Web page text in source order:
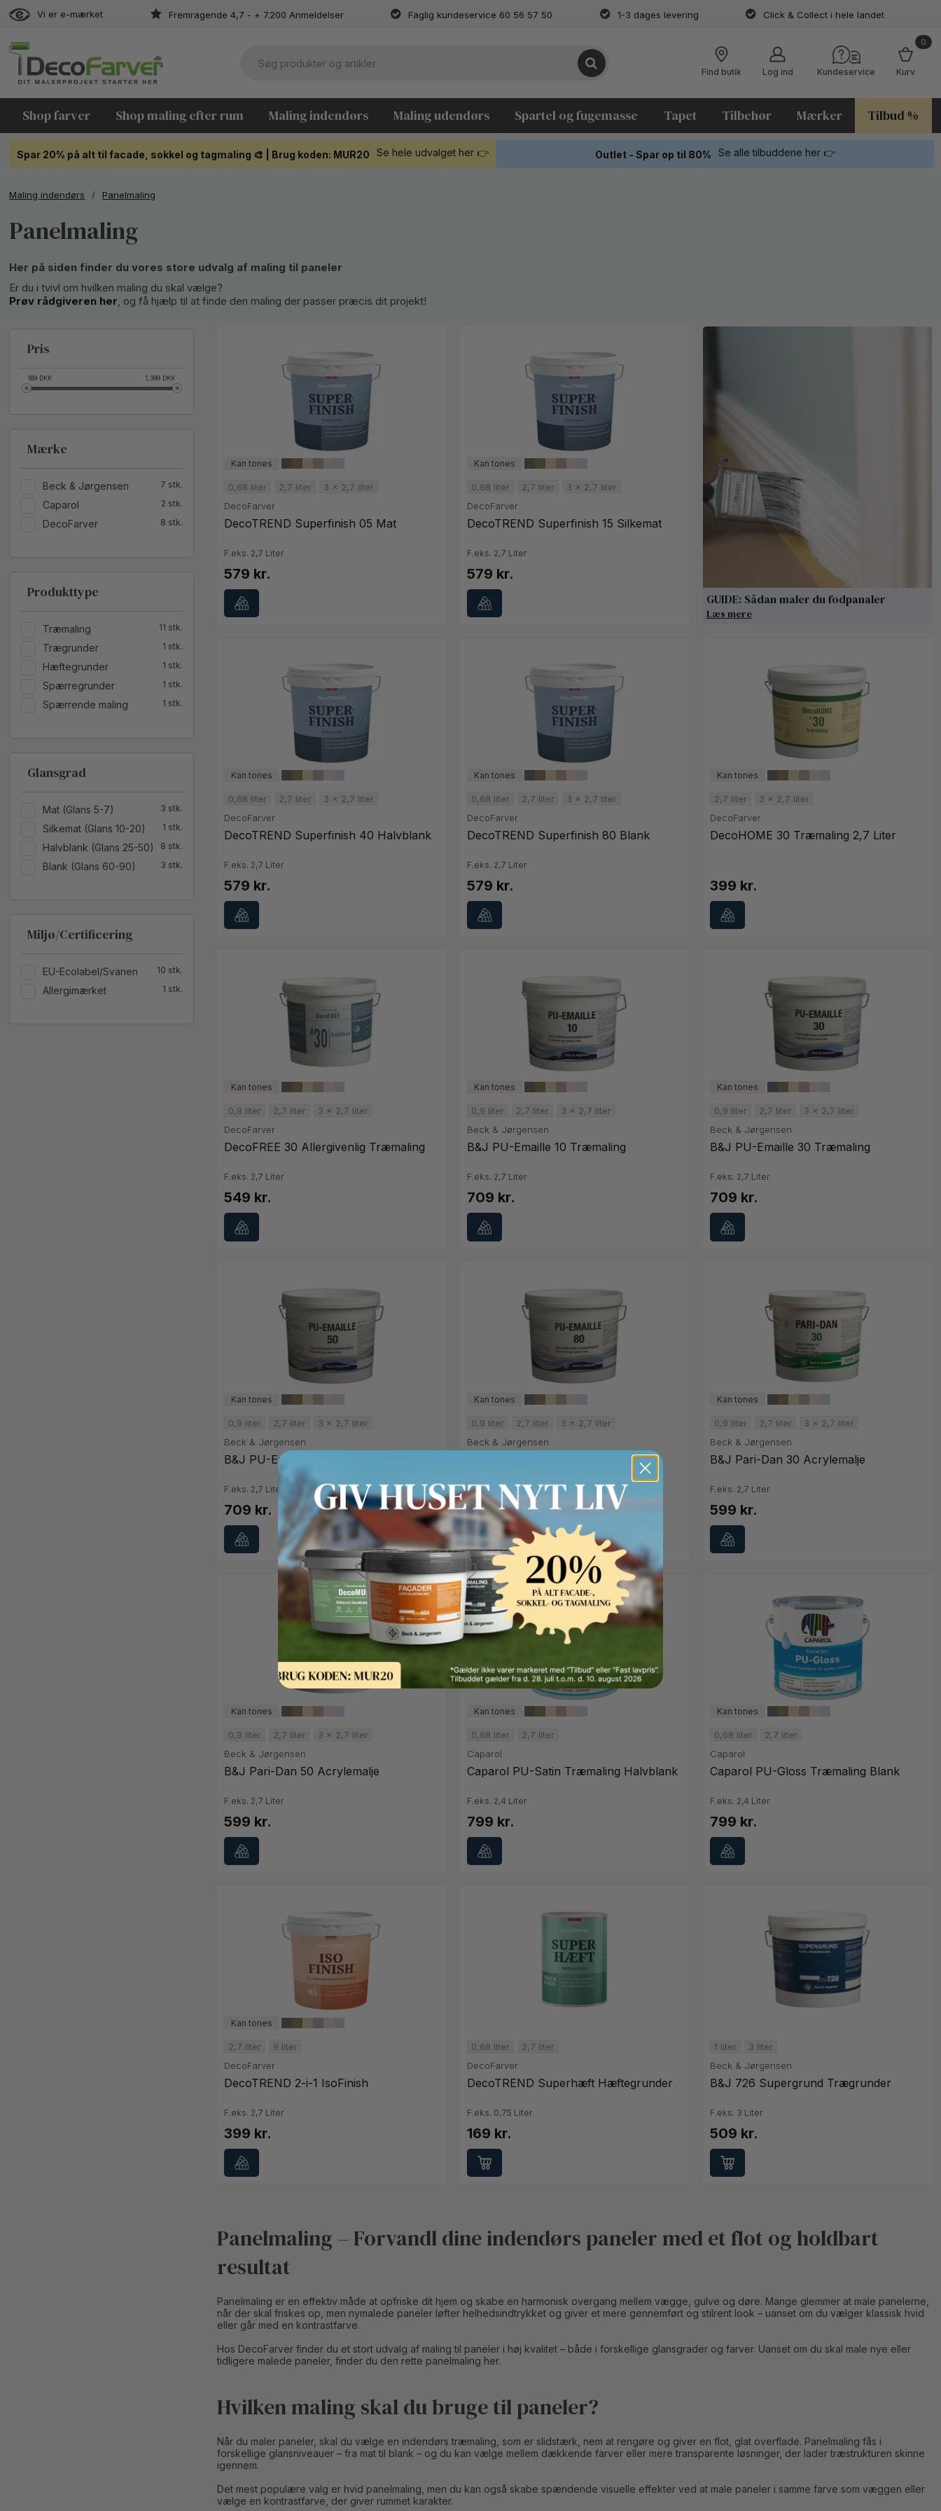
Vi er e-mærket Fremragende 4,7 - + 7.200 Anmeldelser Faglig kundeservice 60 56 57 50 1-3 dages levering Click & Collect i hele landet
Find butik Log ind Kundeservice
0
Kurv
Shop farver Shop maling efter rum Maling indendørs Maling udendørs Spartel og fugemasse Tapet Tilbehør Mærker Tilbud %
Spar 20% på alt til facade, sokkel og tagmaling 🎨 | Brug koden: MUR20 Se hele udvalget her 👉 Outlet - Spar op til 80% Se alle tilbuddene her 👉
Maling indendørs / Panelmaling
Panelmaling
Her på siden finder du vores store udvalg af maling til paneler
Er du i tvivl om hvilken maling du skal vælge?
Prøv rådgiveren her, og få hjælp til at finde den maling der passer præcis dit projekt!
Pris
169 DKK 1,399 DKK
Mærke
Beck & Jørgensen 7
Caparol 2
DecoFarver 8
Produkttype
Træmaling 11
Trægrunder 1
Hæftegrunder 1
Spærregrunder 1
Spærrende maling 1
Glansgrad
Mat (Glans 5-7) 3
Silkemat (Glans 10-20) 1
Halvblank (Glans 25-50) 8
Blank (Glans 60-90) 3
Miljø/Certificering
EU-Ecolabel/Svanen 10
Allergimærket 1
0,68 liter 2,7 liter
3 x 2,7 liter
DecoFarver
DecoTREND Superfinish 05 Mat
F.eks. 2,7 Liter
579 kr.
0,68 liter 2,7 liter
3 x 2,7 liter
DecoFarver
DecoTREND Superfinish 15 Silkemat
F.eks. 2,7 Liter
579 kr.
GUIDE: Sådan maler du fodpanaler
Læs mere
0,68 liter 2,7 liter
3 x 2,7 liter
DecoFarver
DecoTREND Superfinish 40 Halvblank
F.eks. 2,7 Liter
579 kr.
0,68 liter 2,7 liter
3 x 2,7 liter
DecoFarver
DecoTREND Superfinish 80 Blank
F.eks. 2,7 Liter
579 kr.
2,7 liter
3 x 2,7 liter
DecoFarver
DecoHOME 30 Træmaling 2,7 Liter
399 kr.
0,9 liter 2,7 liter
3 x 2,7 liter
DecoFarver
DecoFREE 30 Allergivenlig Træmaling
F.eks. 2,7 Liter
549 kr.
0,9 liter 2,7 liter
3 x 2,7 liter
Beck & Jørgensen
B&J PU-Emaille 10 Træmaling
F.eks. 2,7 Liter
709 kr.
0,9 liter 2,7 liter
3 x 2,7 liter
Beck & Jørgensen
B&J PU-Emaille 30 Træmaling
F.eks. 2,7 Liter
709 kr.
0,9 liter 2,7 liter
3 x 2,7 liter
Beck & Jørgensen
B&J PU-Emaille 50 Træmaling
F.eks. 2,7 Liter
709 kr.
0,9 liter 2,7 liter
3 x 2,7 liter
Beck & Jørgensen
F.eks. 2,7 Liter
709 kr.
0,9 liter 2,7 liter
3 x 2,7 liter
Beck & Jørgensen
B&J Pari-Dan 30 Acrylemalje
F.eks. 2,7 Liter
599 kr.
0,9 liter 2,7 liter
3 x 2,7 liter
Beck & Jørgensen
B&J Pari-Dan 50 Acrylemalje
F.eks. 2,7 Liter
599 kr.
0,68 liter
2,7 liter
Caparol
Caparol PU-Satin Træmaling Halvblank
F.eks. 2,4 Liter
799 kr.
0,68 liter
2,7 liter
Caparol
Caparol PU-Gloss Træmaling Blank
F.eks. 2,4 Liter
799 kr.
2,7 liter
9 liter
DecoFarver
DecoTREND 2-i-1 IsoFinish
F.eks. 2,7 Liter
399 kr.
0,68 liter
2,7 liter
DecoFarver
DecoTREND Superhæft Hæftegrunder
F.eks. 0,75 Liter
169 kr.
1 liter
3 liter
Beck & Jørgensen
B&J 726 Supergrund Trægrunder
F.eks. 3 Liter
509 kr.
Panelmaling – Forvandl dine indendørs paneler med et flot og holdbart
resultat
Panelmaling er en effektiv måde at opfriske dit hjem og skabe en harmonisk overgang mellem vægge, gulve og døre. Mange glemmer at male panelerne,
når der skal friskes op, men nymalede paneler løfter helhedsindtrykket og giver et mere gennemført og stilrent look – uanset om du vælger klassisk hvid
eller går med en kontrastfarve.
Hos DecoFarver finder du et stort udvalg af maling til paneler i høj kvalitet – både i forskellige glansgrader og farver. Uanset om du skal male nye eller
tidligere malede paneler, finder du den rette panelmaling her.
Hvilken maling skal du bruge til paneler?
Når du maler paneler, skal du vælge en indendørs træmaling, som er slidstærk, nem at rengøre og giver en flot, glat overflade. Panelmaling fås i
forskellige glansniveauer – fra mat til blank – og du kan vælge mellem dækkende farver eller mere transparente løsninger, der lader træstrukturen skinne
igennem.
Det mest populære valg er hvid panelmaling, men du kan også skabe spændende visuelle effekter ved at male paneler i samme farve som væggen eller
vælge en kontrastfarve, der giver rummet karakter.